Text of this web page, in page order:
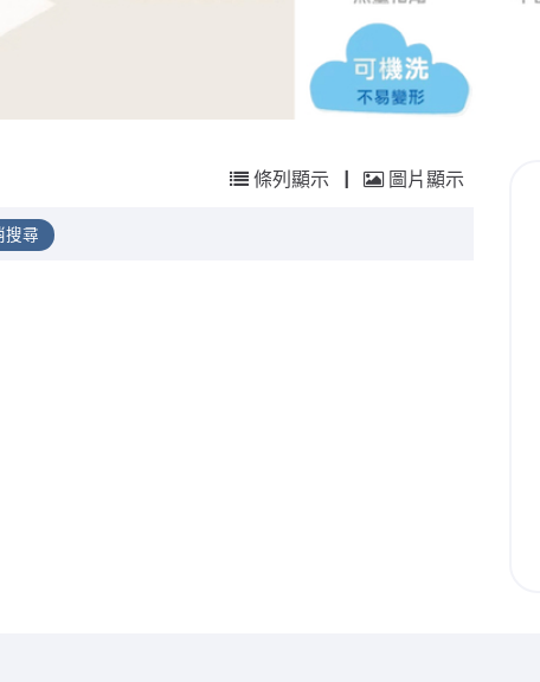
條列顯示 | 圖片顯示